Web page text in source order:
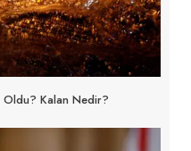
Oldu? Kalan Nedir?